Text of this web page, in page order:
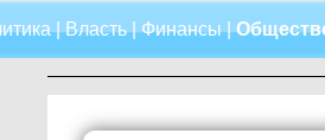
|Власть|Финансы|